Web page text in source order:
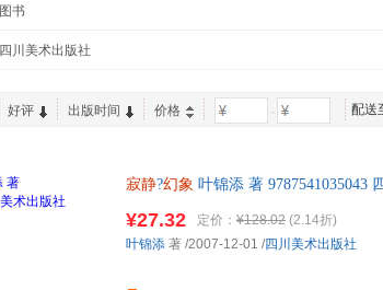
图书
四川美术出版社
好评 出版时间 价格 - 配送
寂静?幻象 叶锦添 著 9787541035043
¥27.32 定价： ¥128.02 (2.14折)
叶锦添 著 /2007-12-01 /四川美术出版社